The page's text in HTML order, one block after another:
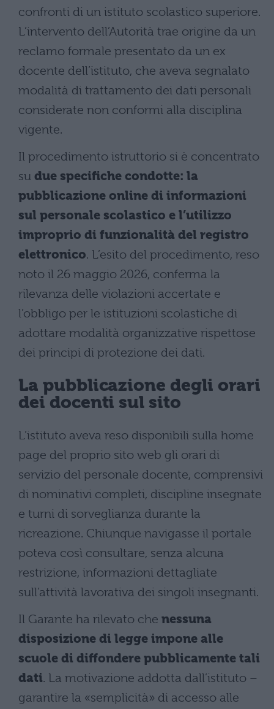
confronti di un istituto scolastico superiore.
L’intervento dell’Autorità trae origine da un
reclamo formale presentato da un ex
docente dell’istituto, che aveva segnalato
modalità di trattamento dei dati personali
considerate non conformi alla disciplina
vigente.
Il procedimento istruttorio si è concentrato
su due specifiche condotte: la
pubblicazione online di informazioni
sul personale scolastico e l’utilizzo
improprio di funzionalità del registro
elettronico. L’esito del procedimento, reso
noto il 26 maggio 2026, conferma la
rilevanza delle violazioni accertate e
l’obbligo per le istituzioni scolastiche di
adottare modalità organizzative rispettose
dei principi di protezione dei dati.
La pubblicazione degli orari
dei docenti sul sito
L’istituto aveva reso disponibili sulla home
page del proprio sito web gli orari di
servizio del personale docente, comprensivi
di nominativi completi, discipline insegnate
e turni di sorveglianza durante la
ricreazione. Chiunque navigasse il portale
poteva così consultare, senza alcuna
restrizione, informazioni dettagliate
sull’attività lavorativa dei singoli insegnanti.
Il Garante ha rilevato che nessuna
disposizione di legge impone alle
scuole di diffondere pubblicamente tali
dati. La motivazione addotta dall’istituto –
garantire la «semplicità» di accesso alle